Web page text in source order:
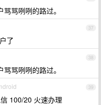
骂咧咧的路过。
37
了
38
骂咧咧的路过。
39
100/20 火速办理